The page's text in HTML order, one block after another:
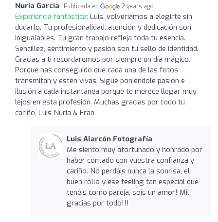
Nuria Garcia Publicada en 2 years ago
Experiencia fantástica: Luis, volveríamos a elegirte sin
dudarlo. Tu profesionalidad, atención y dedicación son
inigualables. Tu gran trabajo refleja toda tu esencia.
Sencillez, sentimiento y pasión son tu sello de identidad.
Gracias a ti recordaremos por siempre un día mágico.
Porque has conseguido que cada una de las fotos
transmitan y estén vivas. Sigue poniéndole pasión e
ilusión a cada instantánea porque te merece llegar muy
lejos en esta profesión. Muchas gracias por todo tu
cariño, Luis Nuria & Fran
Luis Alarcón Fotografía
Me siento muy afortunado y honrado por
haber contado con vuestra confianza y
cariño. No perdáis nunca la sonrisa, el
buen rollo y ese feeling tan especial que
tenéis como pareja, sois un amor! Mil
gracias por todo!!!